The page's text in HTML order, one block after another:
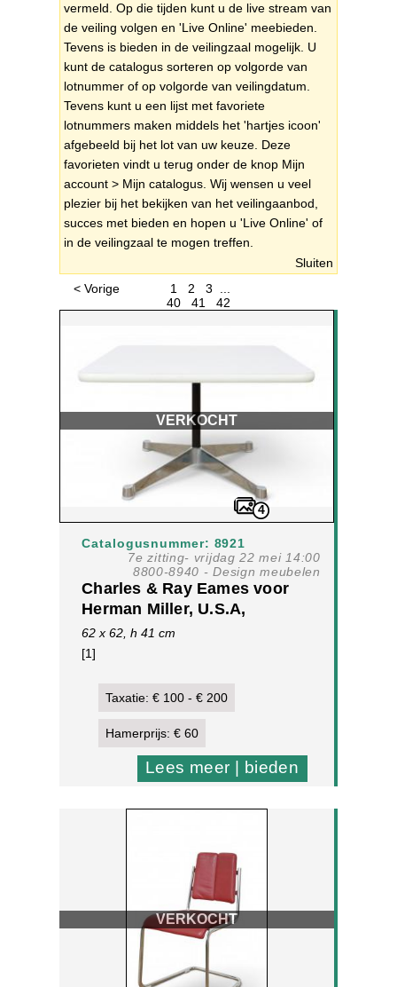
vermeld. Op die tijden kunt u de live stream van
de veiling volgen en 'Live Online' meebieden.
Tevens is bieden in de veilingzaal mogelijk. U
kunt de catalogus sorteren op volgorde van
lotnummer of op volgorde van veilingdatum.
Tevens kunt u een lijst met favoriete
lotnummers maken middels het 'hartjes icoon'
afgebeeld bij het lot van uw keuze. Deze
favorieten vindt u terug onder de knop Mijn
account > Mijn catalogus. Wij wensen u veel
plezier bij het bekijken van het veilingaanbod,
succes met bieden en hopen u 'Live Online' of
in de veilingzaal te mogen treffen.
Sluiten
< Vorige
1 2 3
40
41 42
VERKOCHT
4
Catalogusnummer: 8921
7e zitting- vrijdag 22 mei 14:00
8800-8940 - Design meubelen
Charles & Ray Eames voor
Herman Miller, U.S.A,
bijzettafel (blad origineel?)
62 x 62, h 41 cm
[1]
Taxatie: € 100 - € 200
Hamerprijs: € 60
Lees meer | bieden
VERKOCHT